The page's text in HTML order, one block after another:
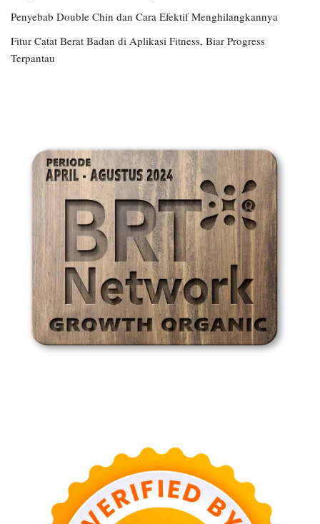
Penyebab Double Chin dan Cara Efektif Menghilangkannya
Fitur Catat Berat Badan di Aplikasi Fitness, Biar Progress
Terpantau